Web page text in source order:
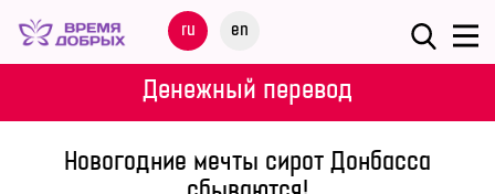
ru en
Меню
НАШИ
Денежный перевод
Новогодние мечты сирот Донбасса